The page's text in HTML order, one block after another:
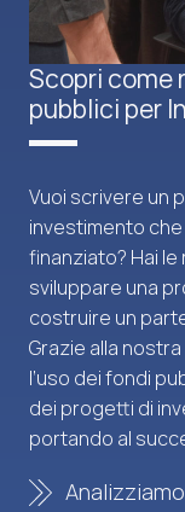
Scopri come
pubblici per
Vuoi scrivere un
investimento
finanziato? Hai
sviluppare una
costruire un
Grazie alla
l’uso dei fondi
dei progetti di
portando al